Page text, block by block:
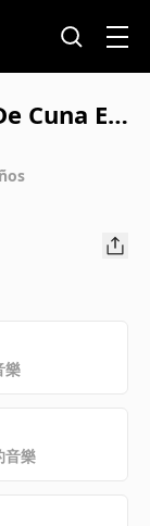
Cuna E
樂
音樂